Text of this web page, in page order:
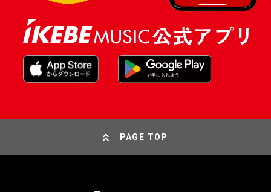
PAGE TOP